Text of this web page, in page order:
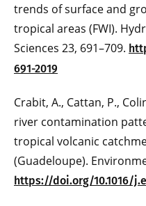
trends of surface and
tropical areas (FWI).
Sciences 23, 691–709.
691-2019
Crabit, A., Cattan, P.,
river contamination
tropical volcanic
(Guadeloupe).
https://doi.org/10.1016/